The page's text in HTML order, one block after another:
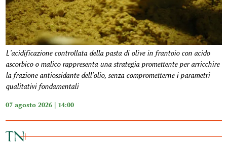
L'acidificazione controllata della pasta di olive in frantoio con acido
ascorbico o malico rappresenta una strategia promettente per arricchire
la frazione antiossidante dell'olio, senza comprometterne i parametri
qualitativi fondamentali
07 agosto 2026 | 14:00